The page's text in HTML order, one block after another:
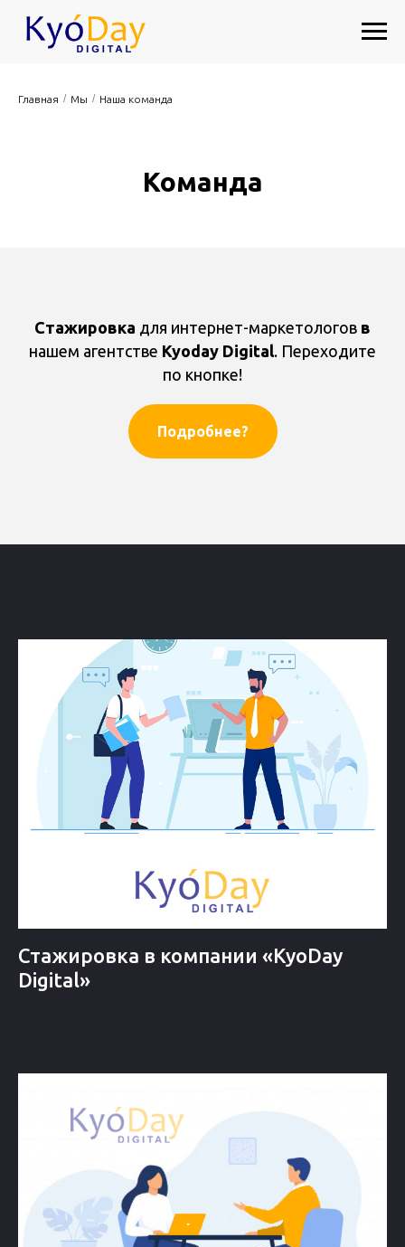
Главная / Мы / Наша команда
Команда
Стажировка для интернет-маркетологов в
нашем агентстве Kyoday Digital. Переходите
по кнопке!
Подробнее?
Стажировка в компании «KyoDay
Digital»